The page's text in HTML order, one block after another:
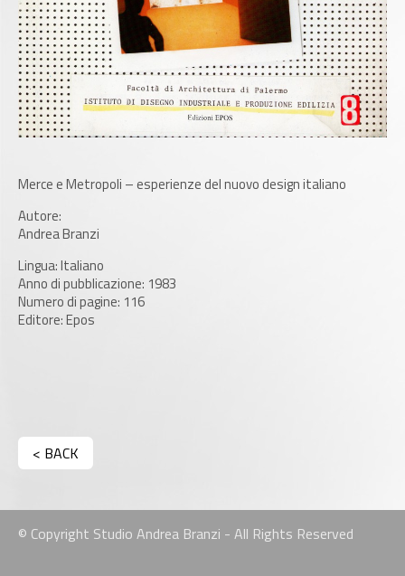
Merce e Metropoli – esperienze del nuovo design italiano
Autore:
Andrea Branzi
Lingua: Italiano
Anno di pubblicazione: 1983
Numero di pagine: 116
Editore: Epos
< BACK
© Copyright Studio Andrea Branzi - All Rights Reserved